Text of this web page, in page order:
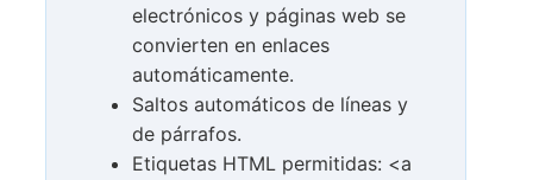
electrónicos y páginas web se
convierten en enlaces
automáticamente.
Saltos automáticos de líneas y
de párrafos.
Etiquetas HTML permitidas: <a